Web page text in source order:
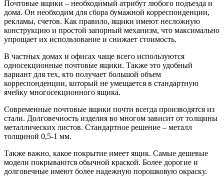
Почтовые ящики – необходимый атрибут любого подъезда и
дома. Он необходим для сбора бумажной корреспонденции,
рекламы, счетов. Как правило, ящики имеют несложную
конструкцию и простой запорный механизм, что максимально
упрощает их использование и снижает стоимость.
В частных домах и офисах чаще всего используются
односекционные почтовые ящики. Также это удобный
вариант для тех, кто получает большой объем
корреспонденции, который не умещается в стандартную
ячейку многосекционного ящика.
Современные почтовые ящики почти всегда производятся из
стали. Долговечность изделия во многом зависит от толщины
металлических листов. Стандартное решение – металл
толщиной 0,5-1 мм.
Также важно, какое покрытие имеет ящик. Самые дешевые
модели покрываются обычной краской. Более дорогие и
долговечные имеют более надежную порошковую окраску.